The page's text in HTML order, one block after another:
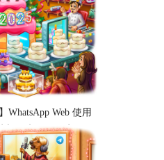
WhatsApp Web 使用
与马来西亚用户）